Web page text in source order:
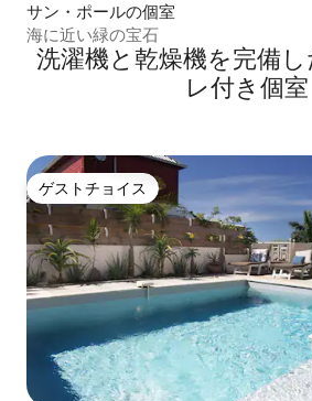
サン・ポールの個室
海に近い緑の宝石
洗濯機と乾燥機を完備
レ付き個室
ゲストチョイス
ゲストチョイス